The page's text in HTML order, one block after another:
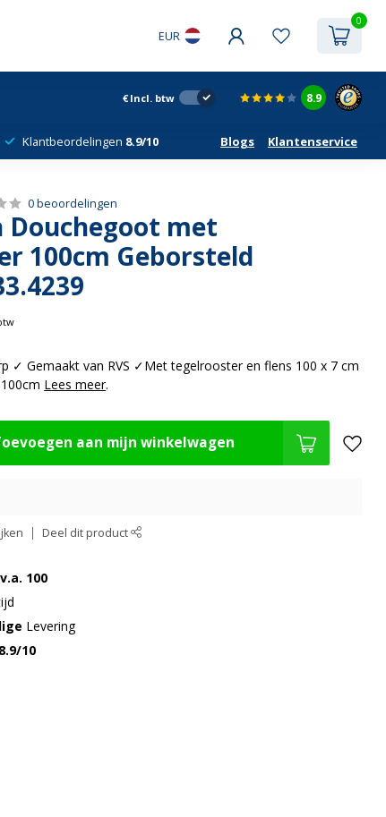
EUR
0
€ Incl. btw 8.9
Klantbeordelingen 8.9/10 Blogs Klantenservice
0 beoordelingen
Douchegoot met
100cm Geborsteld
✓ Gemaakt van RVS ✓Met tegelrooster en flens 100 x 7 cm
Lees meer.
aan mijn winkelwagen
Deel dit product
100
Levering
8.9/10